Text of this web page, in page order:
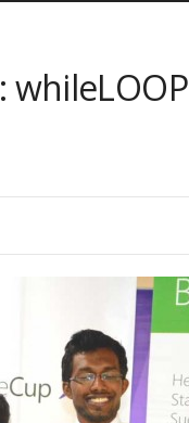
whileLOOP